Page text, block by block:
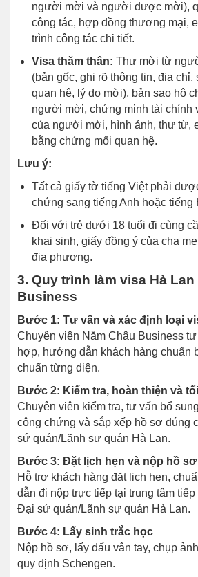
người mời và người được mời),
công tác, hợp đồng thương mại,
trình công tác chi tiết.
Visa thăm thân: Thư mời từ
(bản gốc, ghi rõ thông tin, địa chỉ,
quan hệ, lý do mời), bản sao hộ
người mời, chứng minh tài chính
của người mời, hình ảnh, thư từ,
bằng chứng mối quan hệ.
Lưu ý:
Tất cả giấy tờ tiếng Việt phải
chứng sang tiếng Anh hoặc tiếng
Đối với trẻ dưới 18 tuổi đi cùng
khai sinh, giấy đồng ý của cha
địa phương.
3. Quy trình làm visa Hà Lan
Business
Bước 1: Tư vấn và xác định loại
Chuyên viên Năm Châu Business
hợp, hướng dẫn khách hàng chuẩn
chuẩn từng diện.
Bước 2: Kiểm tra, hoàn thiện và
Chuyên viên kiểm tra, tư vấn bổ
công chứng và sắp xếp hồ sơ đúng
sứ quán/Lãnh sự quán Hà Lan.
Bước 3: Đặt lịch hẹn và nộp hồ sơ
Hỗ trợ khách hàng đặt lịch hẹn,
dẫn đi nộp trực tiếp tại trung tâm
Đại sứ quán/Lãnh sự quán Hà Lan.
Bước 4: Lấy sinh trắc học
Nộp hồ sơ, lấy dấu vân tay, chụp
quy định Schengen.